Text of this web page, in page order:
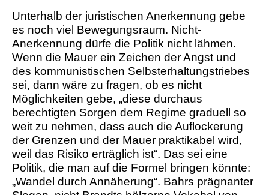
Unterhalb der juristischen Anerkennung gebe
es noch viel Bewegungsraum. Nicht-
Anerkennung dürfe die Politik nicht lähmen.
Wenn die Mauer ein Zeichen der Angst und
des kommunistischen Selbsterhaltungstriebes
sei, dann wäre zu fragen, ob es nicht
Möglichkeiten gebe, „diese durchaus
berechtigten Sorgen dem Regime graduell so
weit zu nehmen, dass auch die Auflockerung
der Grenzen und der Mauer praktikabel wird,
weil das Risiko erträglich ist“. Das sei eine
Politik, die man auf die Formel bringen könnte:
„Wandel durch Annäherung“. Bahrs prägnanter